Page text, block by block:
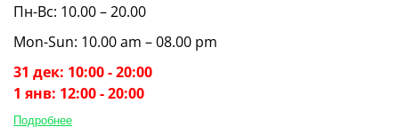
Пн-Вс: 10.00 – 20.00
Mon-Sun: 10.00 am – 08.00 pm
31 дек: 10:00 - 20:00
1 янв: 12:00 - 20:00
Подробнее